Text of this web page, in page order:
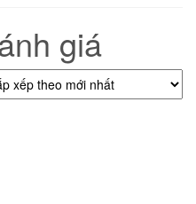
giá